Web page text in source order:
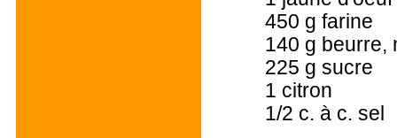
450 g farine
140 g beurre,
225 g sucre
1 citron
1/2 c. à c. sel